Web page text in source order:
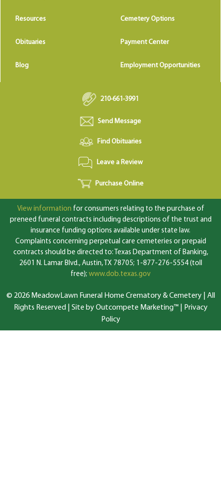
Resources Cemetery Options
Obituaries Payment Center
Blog Employment Opportunities
210-661-3991
Send Message
Find Obituaries
Leave a Review
Purchase Online
View information for consumers relating to the purchase of
preneed funeral contracts including descriptions of the trust and
insurance funding options available under state law.
Complaints concerning perpetual care cemeteries or prepaid
contracts should be directed to: Texas Department of Banking,
2601 N. Lamar Blvd., Austin, TX 78705; 1-877-276-5554 (toll
free); www.dob.texas.gov
© 2026 MeadowLawn Funeral Home Crematory & Cemetery | All
Rights Reserved | Site by Outcompete Marketing™|
Privacy
Policy